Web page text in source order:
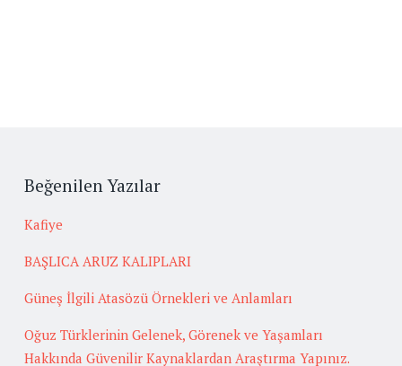
Beğenilen Yazılar
Kafiye
BAŞLICA ARUZ KALIPLARI
Güneş İlgili Atasözü Örnekleri ve Anlamları
Oğuz Türklerinin Gelenek, Görenek ve Yaşamları
Hakkında Güvenilir Kaynaklardan Araştırma Yapınız.